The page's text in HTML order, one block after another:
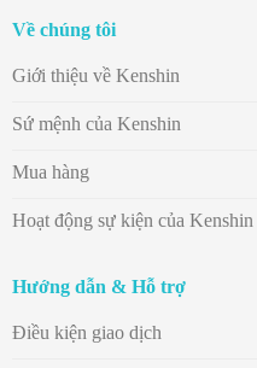
Về chúng tôi
Giới thiệu về Kenshin
Sứ mệnh của Kenshin
Mua hàng
Hoạt động sự kiện của Kenshin
Hướng dẫn & Hỗ trợ
Điều kiện giao dịch